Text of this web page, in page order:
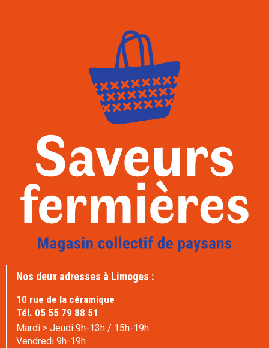
Nos deux adresses à Limoges :
10 rue de la céramique
Tél. 05 55 79 88 51
Mardi > Jeudi 9h-13h / 15h-19h
Vendredi 9h-19h